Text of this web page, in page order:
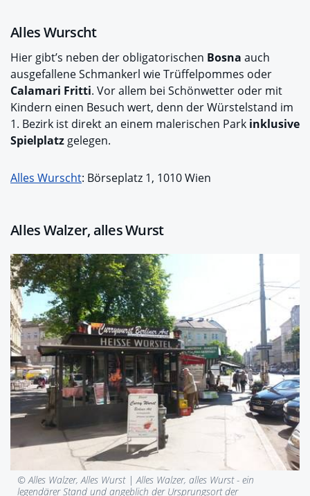
Alles Wurscht
Hier gibt’s neben der obligatorischen Bosna auch
ausgefallene Schmankerl wie Trüffelpommes oder
Calamari Fritti. Vor allem bei Schönwetter oder mit
Kindern einen Besuch wert, denn der Würstelstand im
1. Bezirk ist direkt an einem malerischen Park inklusive
Spielplatz gelegen.
Alles Wurscht: Börseplatz 1, 1010 Wien
Alles Walzer, alles Wurst
© Alles Walzer, Alles Wurst | Alles Walzer, alles Wurst - ein
legendärer Stand und angeblich der Ursprungsort der